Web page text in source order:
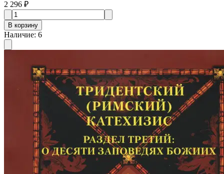
2 296 ₽
В корзину
Наличие: 6